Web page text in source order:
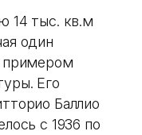
14 тыс. кв.м
один
примером
Его
Баллио
с 1936 по